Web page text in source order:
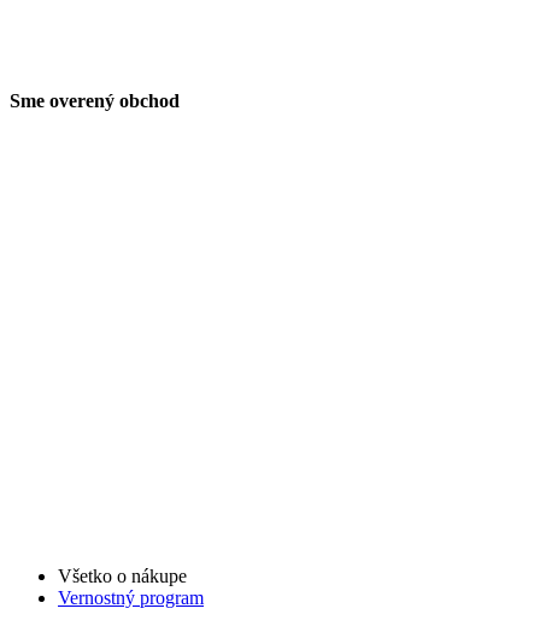
Sme overený obchod
Všetko o nákupe
Vernostný program